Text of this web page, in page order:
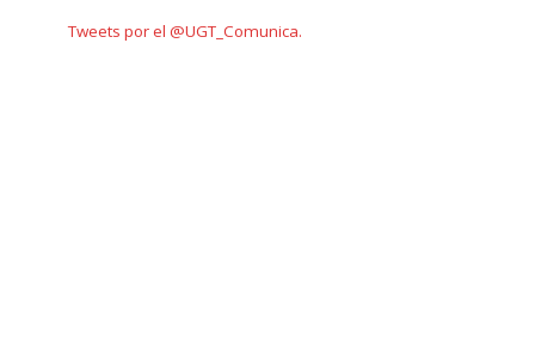
Tweets por el @UGT_Comunica.